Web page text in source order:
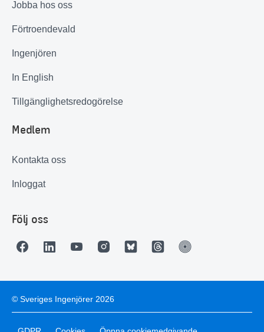
Jobba hos oss
Förtroendevald
Ingenjören
In English
Tillgänglighetsredogörelse
Medlem
Kontakta oss
Inloggat
Följ oss
© Sveriges Ingenjörer 2026